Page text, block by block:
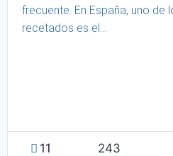
frecuente. En España, uno de
recetados es el...
11 243